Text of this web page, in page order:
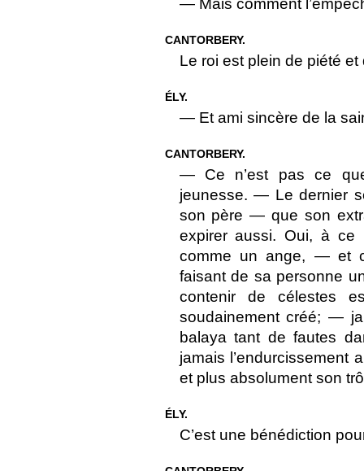
— Mais comment
CANTORBERY.
Le roi est plein de piété
ÉLY.
— Et ami sincère de la
CANTORBERY.
— Ce n’est pas ce
jeunesse. — Le dernier
son père — que son
expirer aussi. Oui, à
comme un ange, — et
faisant de sa personne
contenir de célestes
soudainement créé; —
balaya tant de fautes
jamais l’endurcissement
et plus absolument son
ÉLY.
C’est une bénédiction